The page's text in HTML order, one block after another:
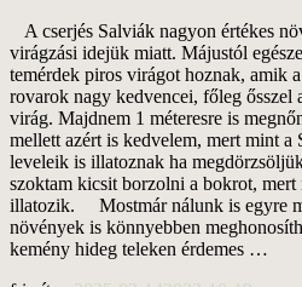
A cserjés Salviák nagyon értékes
virágzási idejük miatt. Májustól
temérdek piros virágot hoznak, amik
rovarok nagy kedvencei, főleg ősszel
virág. Majdnem 1 méteresre is
mellett azért is kedvelem, mert mint a
leveleik is illatoznak ha
szoktam kicsit borzolni a bokrot, mert
illatozik. Mostmár nálunk is egyre
növények is könnyebben
kemény hideg teleken érdemes …